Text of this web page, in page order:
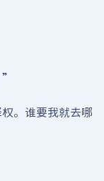
。谁要我就去哪